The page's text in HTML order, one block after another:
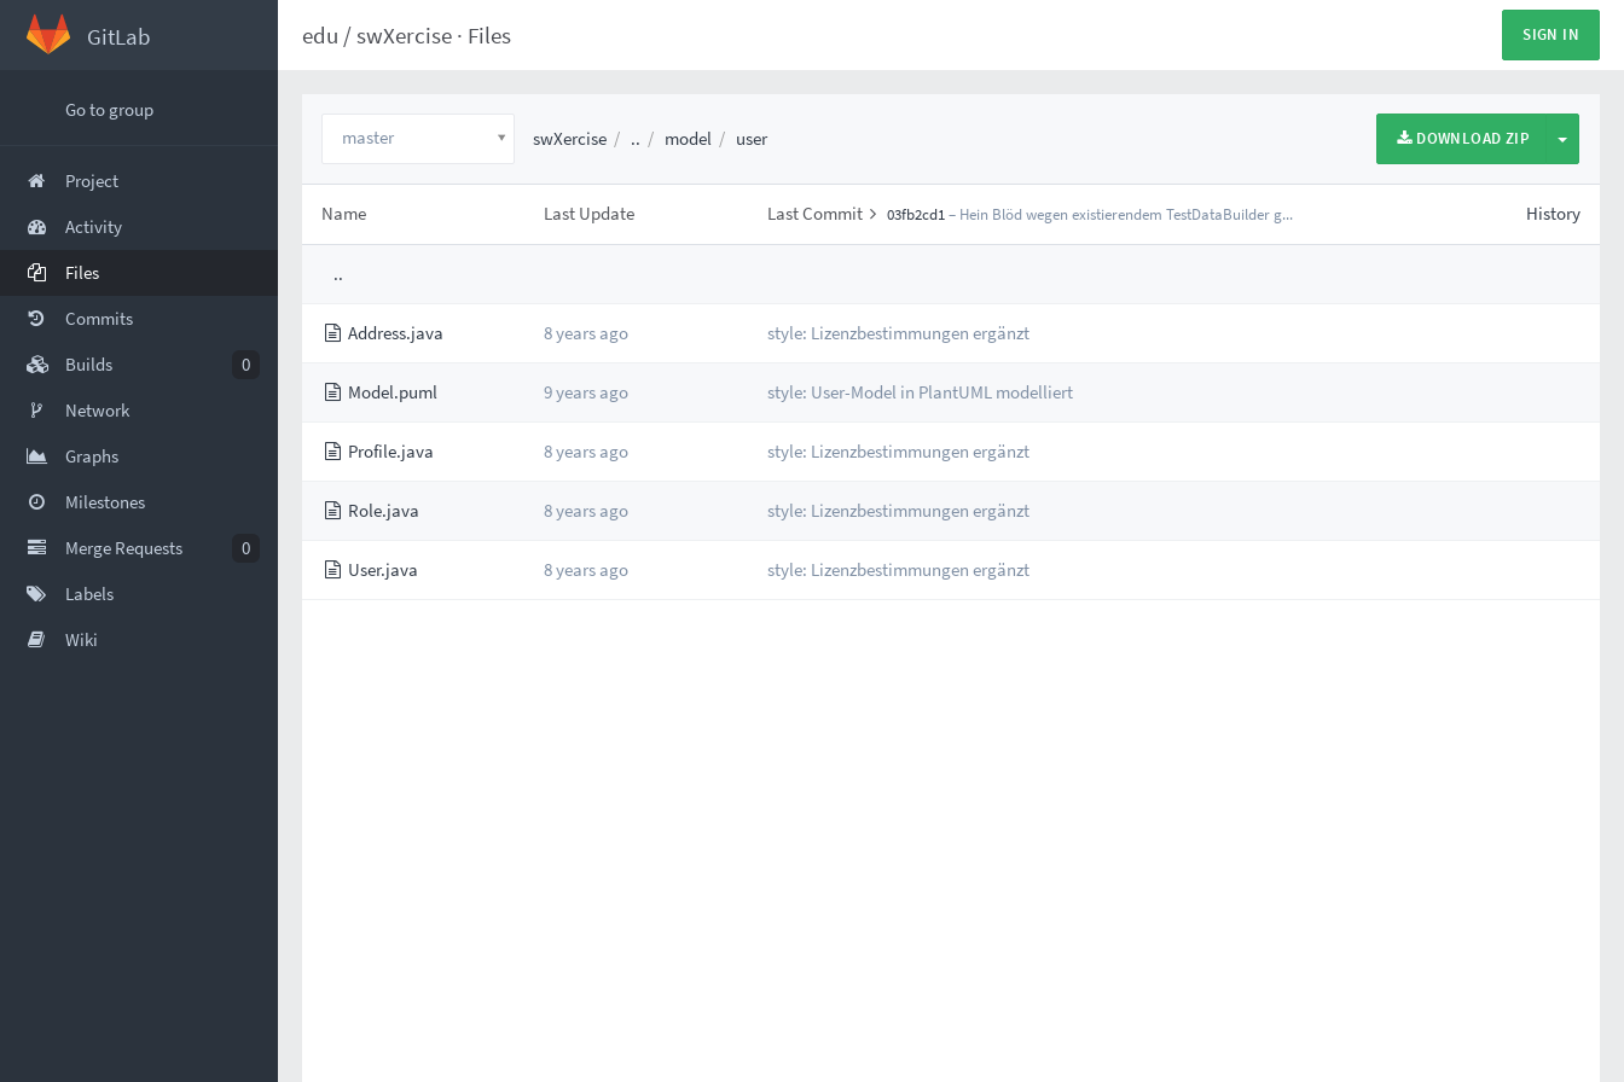
SIGN IN
edu /swXercise · Files
GitLab
Go to group
Project
Activity
Files
Commits
Builds
0
Network
Graphs
Milestones
Merge Requests
0
Labels
Wiki
DOWNLOAD ZIP
master swXercise .. model user
Name Last Update Last Commit 03fb2cd1– Hein Blöd wegen existierendem TestDataBuilder g... History
..
Address.java 8 years ago style: Lizenzbestimmungen ergänzt
Model.puml 9 years ago style: User-Model in PlantUML modelliert
Profile.java 8 years ago style: Lizenzbestimmungen ergänzt
Role.java 8 years ago style: Lizenzbestimmungen ergänzt
User.java 8 years ago style: Lizenzbestimmungen ergänzt